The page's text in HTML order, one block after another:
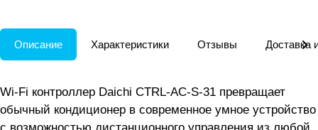
Описание Характеристики Отзывы Доставка
Wi-Fi контроллер Daichi CTRL-AC-S-31 превращает
обычный кондиционер в современное умное устройство